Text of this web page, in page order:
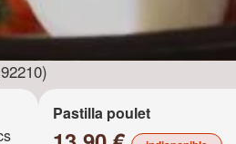
Pastilla poulet